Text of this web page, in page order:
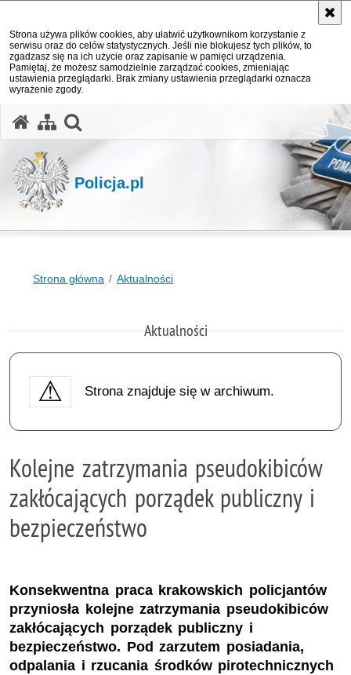
Strona używa plików cookies, aby ułatwić użytkownikom korzystanie z
serwisu oraz do celów statystycznych. Jeśli nie blokujesz tych plików, to
zgadzasz się na ich użycie oraz zapisanie w pamięci urządzenia.
Pamiętaj, że możesz samodzielnie zarządzać cookies, zmieniając
ustawienia przeglądarki. Brak zmiany ustawienia przeglądarki oznacza
wyrażenie zgody.
Policja.pl
Strona główna Aktualności
Aktualności
Strona znajduje się w archiwum.
Kolejne zatrzymania pseudokibiców
zakłócających porządek publiczny i
bezpieczeństwo
Konsekwentna praca krakowskich policjantów
przyniosła kolejne zatrzymania pseudokibiców
zakłócających porządek publiczny i
bezpieczeństwo. Pod zarzutem posiadania,
odpalania i rzucania środków pirotechnicznych